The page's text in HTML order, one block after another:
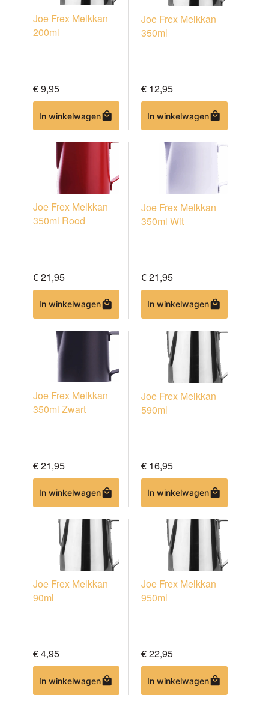
Joe Frex Melkkan
200ml
€9,95
In winkelwagen
Joe Frex Melkkan
350ml
€12,95
In winkelwagen
Joe Frex Melkkan
350ml Rood
€21,95
In winkelwagen
Joe Frex Melkkan
350ml Wit
€21,95
In winkelwagen
Joe Frex Melkkan
350ml Zwart
€21,95
In winkelwagen
Joe Frex Melkkan
590ml
€16,95
In winkelwagen
Joe Frex Melkkan
90ml
€4,95
In winkelwagen
Joe Frex Melkkan
950ml
€22,95
In winkelwagen